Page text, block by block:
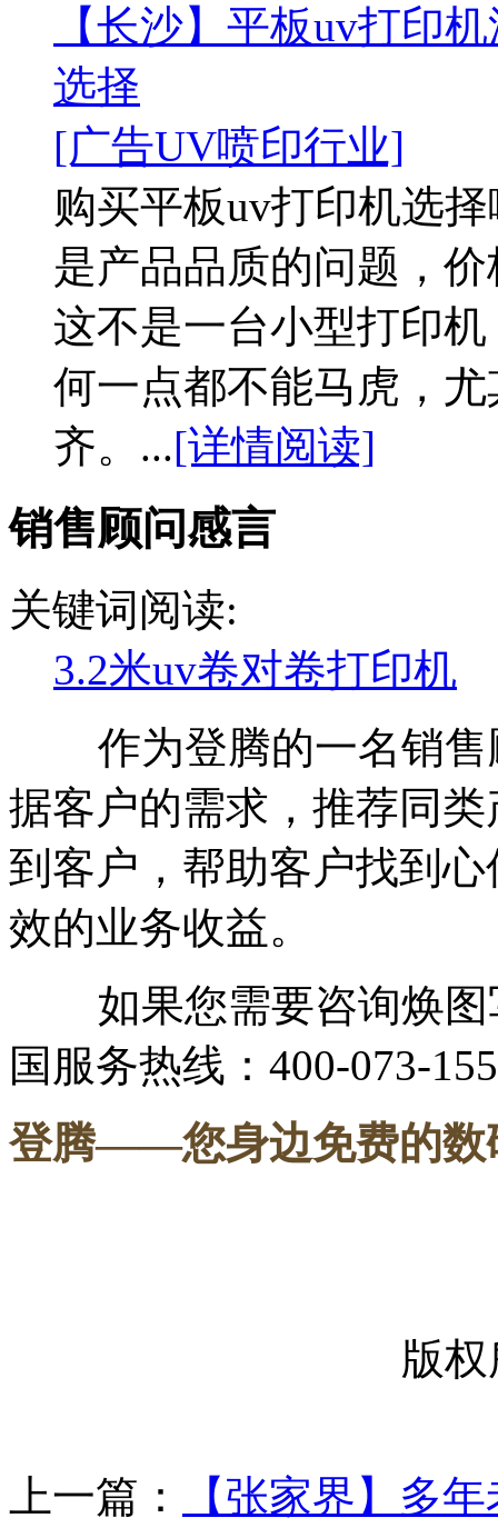
【长沙】平板uv打印
选择
[广告UV喷印行业]
购买平板uv打印机选
是产品品质的问题，
这不是一台小型打印
何一点都不能马虎，
齐。...[详情阅读]
销售顾问感言
关键词阅读:
3.2米uv卷对卷打印机
作为登腾的一名销售
据客户的需求，推荐同
到客户，帮助客户找到
效的业务收益。
如果您需要咨询焕图
国服务热线：400-073-
登腾——您身边免费的数
版
上一篇：
【张家界】多